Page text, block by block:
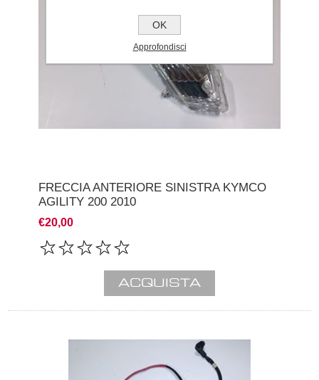
FRECCIA ANTERIORE SINISTRA KYMCO
AGILITY 200 2010
€20,00
OK
Approfondisci